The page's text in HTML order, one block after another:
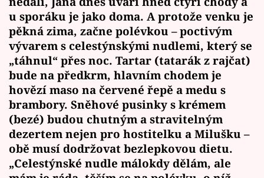
u sporáku je jako doma. A protože venku je
pěkná zima, začne polévkou – poctivým
vývarem s celestýnskými nudlemi, který se
„táhnul“ přes noc. Tartar (tatarák z rajčat)
bude na předkrm, hlavním chodem je
hovězí maso na červené řepě a medu s
brambory. Sněhové pusinky s krémem
(bezé) budou chutným a stravitelným
dezertem nejen pro hostitelku a Milušku –
obě musí dodržovat bezlepkovou dietu.
„Celestýnské nudle málokdy dělám, ale